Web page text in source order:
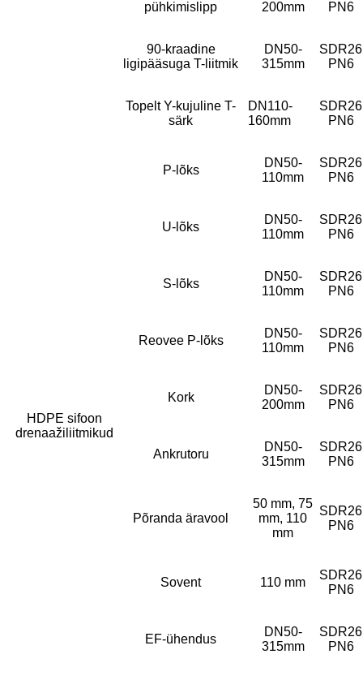
HDPE sifoon
drenaažiliitmikud
pühkimislipp 200mm PN6
90-kraadine
ligipääsuga T-liitmik
DN50-
315mm
SDR26
PN6
Topelt Y-kujuline T-
särk
DN110-
160mm
SDR26
PN6
P-lõks
DN50-
110mm
SDR26
PN6
U-lõks
DN50-
110mm
SDR26
PN6
S-lõks
DN50-
110mm
SDR26
PN6
Reovee P-lõks
DN50-
110mm
SDR26
PN6
Kork
DN50-
200mm
SDR26
PN6
Ankrutoru
DN50-
315mm
SDR26
PN6
Põranda äravool
50 mm, 75
mm, 110
mm
SDR26
PN6
Sovent 110 mm
SDR26
PN6
EF-ühendus
DN50-
315mm
SDR26
PN6